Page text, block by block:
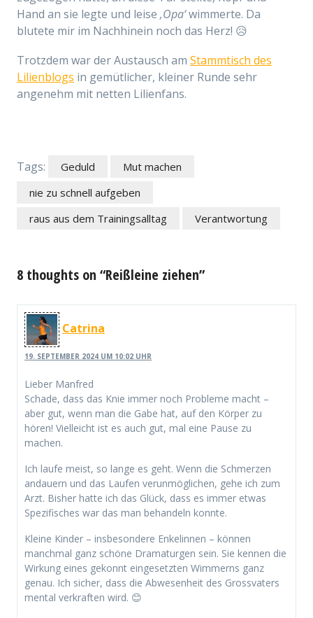
Hand an sie legte und leise ‚Opa‘wimmerte. Da
blutete mir im Nachhinein noch das Herz! 😥
Trotzdem war der Austausch am Stammtisch des
Lilienblogs in gemütlicher, kleiner Runde sehr
angenehm mit netten Lilienfans.
Tags: Geduld
Mut machen
nie zu schnell aufgeben
raus aus dem Trainingsalltag
Verantwortung
8 thoughts on “Reißleine ziehen”
Catrina
19. SEPTEMBER 2024 UM 10:02 UHR
Lieber Manfred
Schade, dass das Knie immer noch Probleme macht –
aber gut, wenn man die Gabe hat, auf den Körper zu
hören! Vielleicht ist es auch gut, mal eine Pause zu
machen.
Ich laufe meist, so lange es geht. Wenn die Schmerzen
andauern und das Laufen verunmöglichen, gehe ich zum
Arzt. Bisher hatte ich das Glück, dass es immer etwas
Spezifisches war das man behandeln konnte.
Kleine Kinder – insbesondere Enkelinnen – können
manchmal ganz schöne Dramaturgen sein. Sie kennen die
Wirkung eines gekonnt eingesetzten Wimmerns ganz
genau. Ich sicher, dass die Abwesenheit des Grossvaters
mental verkraften wird. 😊